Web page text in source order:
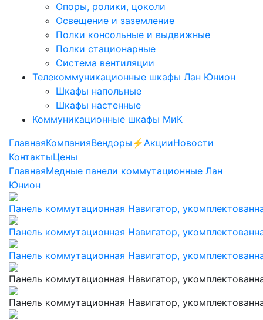
Опоры, ролики, цоколи
Освещение и заземление
Полки консольные и выдвижные
Полки стационарные
Система вентиляции
Телекоммуникационные шкафы Лан Юнион
Шкафы напольные
Шкафы настенные
Коммуникационные шкафы МиК
ГлавнаяКомпанияВендоры ⚡️АкцииНовости
КонтактыЦены
ГлавнаяМедные панели коммутационные Лан
Юнион